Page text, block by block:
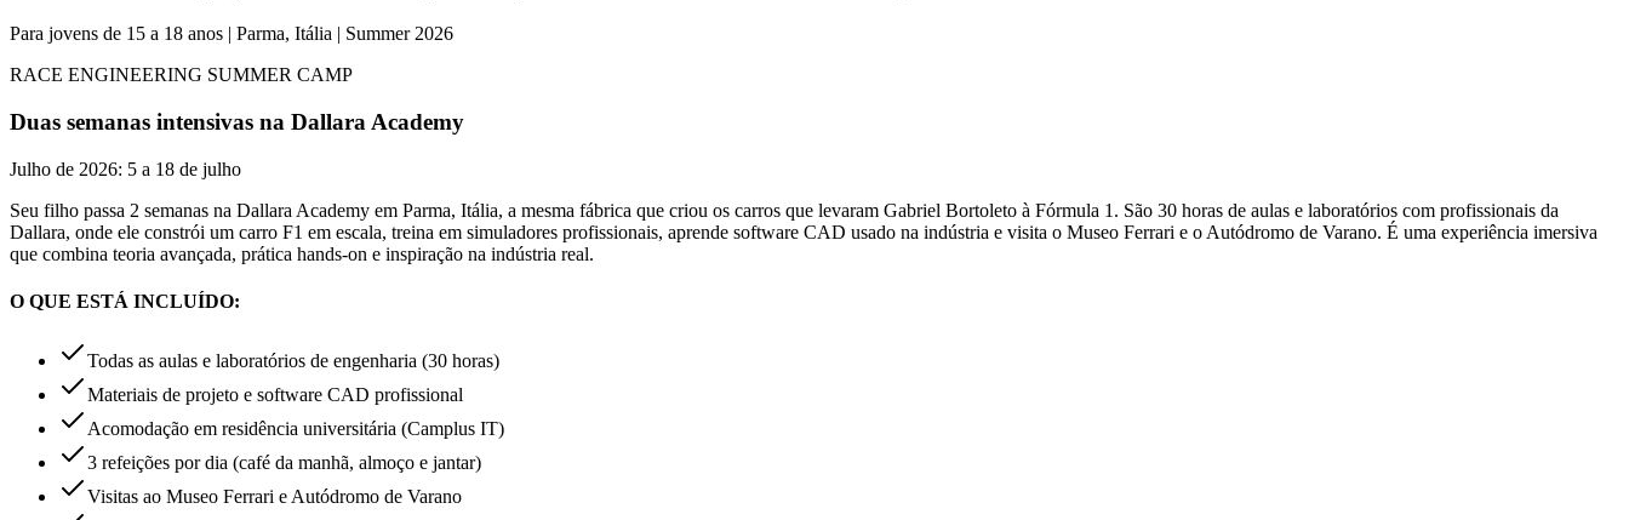
Para jovens de 15 a 18 anos | Parma, Itália | Summer 2026
RACE ENGINEERING SUMMER CAMP
Duas semanas intensivas na Dallara Academy
Julho de 2026: 5 a 18 de julho
Seu filho passa 2 semanas na Dallara Academy em Parma, Itália, a mesma fábrica que criou os carros que levaram Gabriel Bortoleto à Fórmula 1. São 30 horas de aulas e laboratórios com profissionais da
Dallara, onde ele constrói um carro F1 em escala, treina em simuladores profissionais, aprende software CAD usado na indústria e visita o Museo Ferrari e o Autódromo de Varano. É uma experiência imersiva
que combina teoria avançada, prática hands-on e inspiração na indústria real.
O QUE ESTÁ INCLUÍDO:
Todas as aulas e laboratórios de engenharia (30 horas)
Materiais de projeto e software CAD profissional
Acomodação em residência universitária (Camplus IT)
3 refeições por dia (café da manhã, almoço e jantar)
Visitas ao Museo Ferrari e Autódromo de Varano